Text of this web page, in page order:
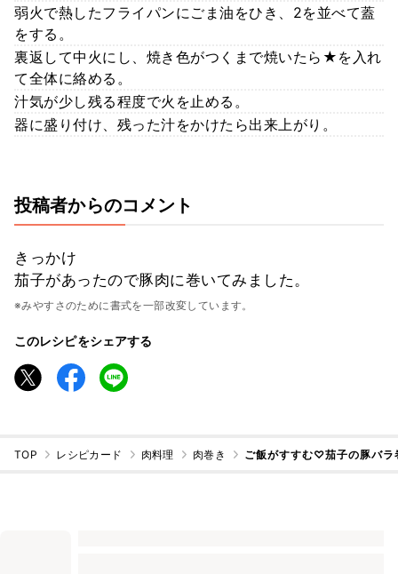
弱火で熱したフライパンにごま油をひき、2を並べて蓋
をする。
裏返して中火にし、焼き色がつくまで焼いたら★を入れ
て全体に絡める。
汁気が少し残る程度で火を止める。
器に盛り付け、残った汁をかけたら出来上がり。
投稿者からのコメント
きっかけ
茄子があったので豚肉に巻いてみました。
※みやすさのために書式を一部改変しています。
このレシピをシェアする
TOP レシピカード 肉料理 肉巻き ご飯がすすむ♡茄子の豚バラ